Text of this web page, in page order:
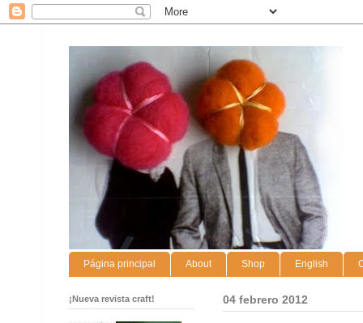
Página principal About Shop English
04 febrero 2012
¡Nueva revista craft!